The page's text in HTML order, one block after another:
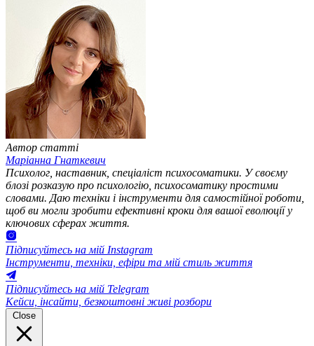
Автор статті
Маріанна Гнаткевич
Психолог, наставник, спеціаліст психосоматики. У своєму
блозі розказую про психологію, психосоматику простими
словами. Даю техніки і інструменти для самостійної роботи,
щоб ви могли зробити ефективні кроки для вашої еволюції у
ключових сферах життя.
Підписуйтесь на мій Instagram
Інструменти, техніки, ефіри та мій стиль життя
Підписуйтесь на мій Telegram
Кейси, інсайти, безкоштовні живі розбори
Close